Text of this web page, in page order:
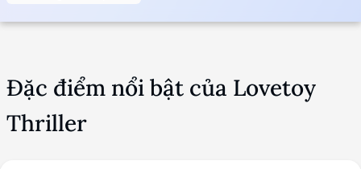
Đặc điểm nổi bật của Lovetoy
Thriller